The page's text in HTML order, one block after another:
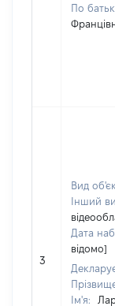
По
3
Вид
Інший
Дата
відомо]
Ім'я: